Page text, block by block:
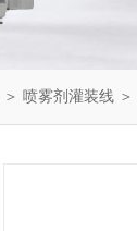
＞ 喷雾剂灌装线